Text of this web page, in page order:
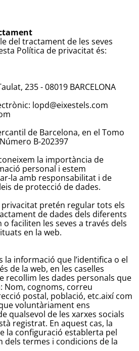
del tractament de les seves
Política de privacitat és:
235 - 08019 BARCELONA
lopd@eixestels.com
de Barcelona, en el Tomo
B-202397
la importància de
personal i estem
la amb responsabilitat i de
de protecció de dades.
pretén regular tots els
de dades dels diferents
faciliten les seves a través dels
en la web.
la informació que l’identifica o el
de la web, en les caselles
recollim les dades personals que
Nom, cognoms, correu
postal, població, etc.així com
voluntàriament ens
qualsevol de les xarxes socials
registrat. En aquest cas, la
la configuració establerta pel
dels termes i condicions de la